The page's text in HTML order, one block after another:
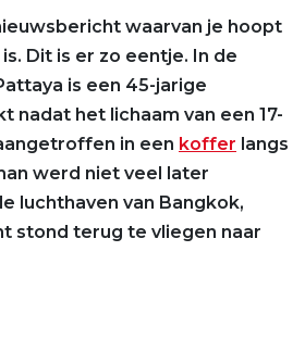
waarvan je hoopt
Dit is er zo eentje. In de
is een 45-jarige
nadat het lichaam van een 17-
in een koffer langs
werd niet veel later
luchthaven van Bangkok,
stond terug te vliegen naar